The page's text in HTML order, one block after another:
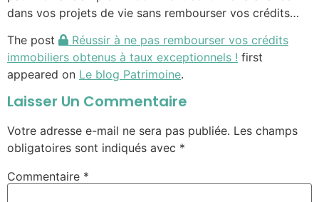
dans vos projets de vie sans rembourser vos crédits…
The post
Réussir à ne pas rembourser vos crédits
immobiliers obtenus à taux exceptionnels ! first
appeared on Le blog Patrimoine.
Laisser Un Commentaire
Votre adresse e-mail ne sera pas publiée. Les champs
obligatoires sont indiqués avec *
Commentaire *